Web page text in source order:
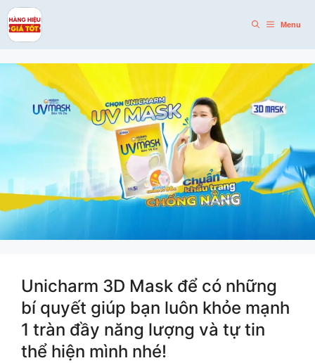
Skip
to
content
Menu
Unicharm 3D Mask để có những
bí quyết giúp bạn luôn khỏe mạnh
1 tràn đầy năng lượng và tự tin
thể hiện mình nhé!